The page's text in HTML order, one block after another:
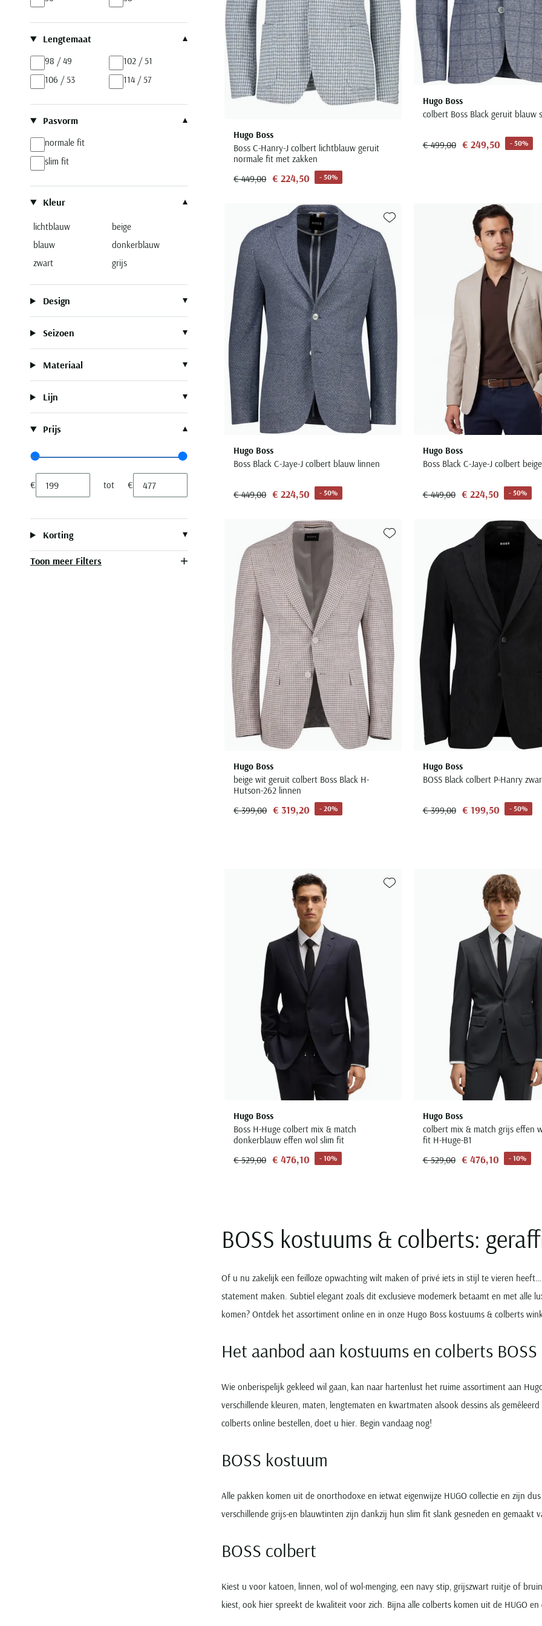
Lengtemaat
98 / 49
102 / 51
106 / 53
114 / 57
Pasvorm
normale fit
slim fit
Kleur
lichtblauw
beige
blauw
donkerblauw
zwart
grijs
Design
Seizoen
Materiaal
Lijn
Prijs
Range slider min value
Range slider max value
Minimum value input
€ tot
Maximum value input
€
Korting
Toon meer Filters
Hugo Boss
Boss C-Hanry-J colbert lichtblauw geruit
normale fit met zakken
€ 449,00 € 224,50 - 50%
Hugo Boss
colbert Boss Black geruit blauw
€ 499,00 € 249,50 - 50%
Hugo Boss
Boss Black C-Jaye-J colbert blauw linnen
€ 449,00 € 224,50 - 50%
Toevoegen aan favorieten
Hugo Boss
Boss Black C-Jaye-J colbert
€ 449,00 € 224,50 - 50%
Hugo Boss
beige wit geruit colbert Boss Black H-
Hutson-262 linnen
€ 399,00 € 319,20 - 20%
Toevoegen aan favorieten
Hugo Boss
BOSS Black colbert P-Hanry
€ 399,00 € 199,50 - 50%
Hugo Boss
Boss H-Huge colbert mix & match
donkerblauw effen wol slim fit
€ 529,00 € 476,10 - 10%
Hugo Boss
colbert mix & match grijs effen
fit H-Huge-B1
€ 529,00 € 476,10 - 10%
BOSS kostuums & colberts:
Of u nu zakelijk een feilloze opwachting wilt maken of privé iets in stijl te vieren
statement maken. Subtiel elegant zoals dit exclusieve modemerk betaamt en met alle
komen? Ontdek het assortiment online en in onze Hugo Boss kostuums & colberts
Het aanbod aan kostuums en colberts BOSS
Wie onberispelijk gekleed wil gaan, kan naar hartenlust het ruime assortiment aan
verschillende kleuren, maten, lengtematen en kwartmaten alsook dessins als
colberts online bestellen, doet u hier. Begin vandaag nog!
BOSS kostuum
Alle pakken komen uit de onorthodoxe en ietwat eigenwijze HUGO collectie en zijn
verschillende grijs-en blauwtinten zijn dankzij hun slim fit slank gesneden en gemaakt
BOSS colbert
Kiest u voor katoen, linnen, wol of wol-menging, een navy stip, grijszwart ruitje of
kiest, ook hier spreekt de kwaliteit voor zich. Bijna alle colberts komen uit de HUGO en